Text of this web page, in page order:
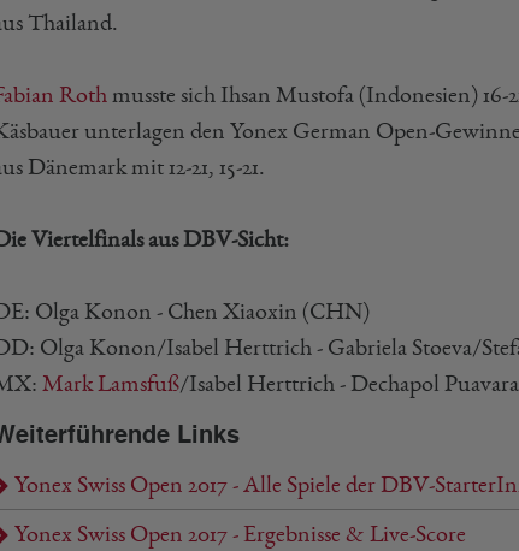
Thailand.
Roth musste sich Ihsan Mustofa (Indonesien) 16-
unterlagen den Yonex German Open-
Dänemark mit 12-21, 15-21.
Viertelfinals aus DBV-Sicht:
Olga Konon - Chen Xiaoxin (CHN)
Olga Konon/Isabel Herttrich - Gabriela Stoeva/
Mark Lamsfuß/Isabel Herttrich - Dechapol
Links
Yonex Swiss Open 2017 - Alle Spiele der DBV-
Yonex Swiss Open 2017 - Ergebnisse & Live-Score